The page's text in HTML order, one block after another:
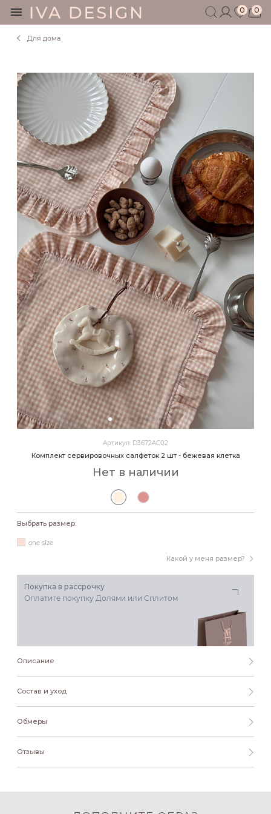
0 0
БЕЗ СЕКРЕТОВ
МУЖЧИНАМ
ДЕТЯМ
АКСЕССУАРЫ
СЕРТИФИКАТ
АКЦИИ
БЛОГ
ШОУРУМ
+7 495 401 6950
Для дома
Артикул: D3672AC02
Комплект сервировочных салфеток 2 шт - бежевая клетка
Нет в наличии
Выбрать размер:
Какой у меня размер?
one size
Покупка в рассрочку
Оплатите покупку Долями или Сплитом
Описание
Состав и уход
Обмеры
Отзывы